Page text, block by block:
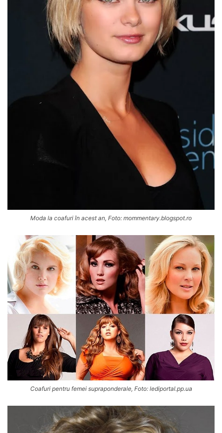
Moda la coafuri în acest an, Foto: mommentary.blogspot.ro
Coafuri pentru femei supraponderale, Foto: lediportal.pp.ua